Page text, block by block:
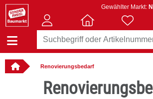
Gewählter Markt:
Renovierungsbedarf